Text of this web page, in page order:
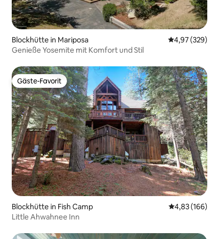
Blockhütte in Mariposa
4,97 (329)
Genieße Yosemite mit Komfort und Stil
Gäste-Favorit
Gäste-Favorit
Blockhütte in Fish Camp
4,83 (166)
Little Ahwahnee Inn